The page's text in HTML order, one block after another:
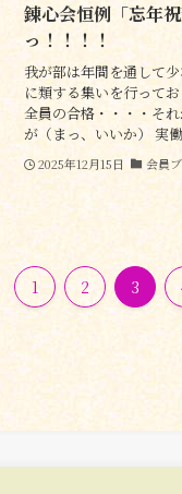
錬心会恒例「忘年
っ！！！！
我が部は年間を通して
に類する集いを行って
全員の合格・・・・そ
が（まっ、いいか） 実
2025年12月15日 会員
1 2 3